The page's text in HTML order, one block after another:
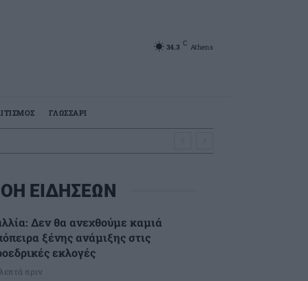
34.3 C Athens
ΓΛΩΣΣΑΡΙ
ΕΙΔΗΣΕΩΝ
Δεν θα ανεχθούμε καμιά
ξένης ανάμιξης στις
εκλογές
πριν